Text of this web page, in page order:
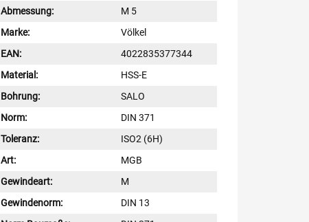
Abmessung:
M 5
Marke:
Völkel
EAN:
4022835377344
Material:
HSS-E
Bohrung:
SALO
Norm:
DIN 371
Toleranz:
ISO2 (6H)
Art:
MGB
Gewindeart:
M
Gewindenorm:
DIN 13